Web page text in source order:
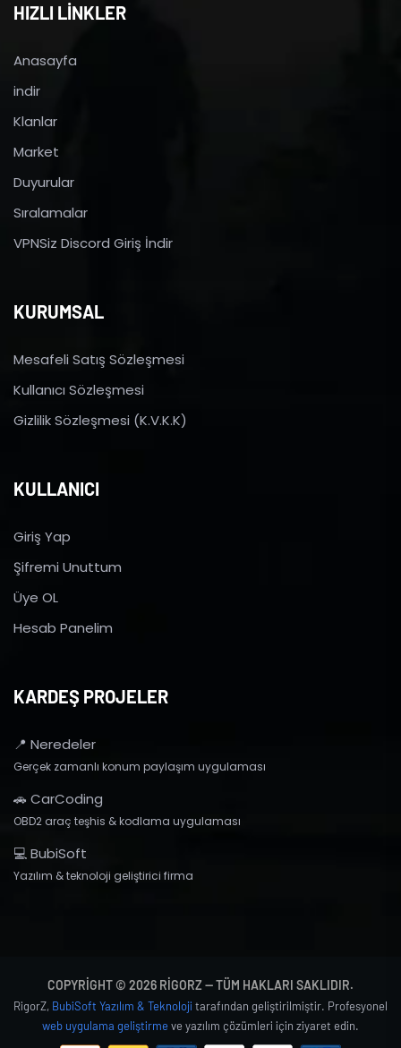
HIZLI LİNKLER
Anasayfa
indir
Klanlar
Market
Duyurular
Sıralamalar
VPNSiz Discord Giriş İndir
KURUMSAL
Mesafeli Satış Sözleşmesi
Kullanıcı Sözleşmesi
Gizlilik Sözleşmesi (K.V.K.K)
KULLANICI
Giriş Yap
Şifremi Unuttum
Üye OL
Hesab Panelim
KARDEŞ PROJELER
📍 Neredeler
Gerçek zamanlı konum paylaşım uygulaması
🚗 CarCoding
OBD2 araç teşhis & kodlama uygulaması
💻 BubiSoft
Yazılım & teknoloji geliştirici firma
COPYRIGHT © 2026 RIGORZ — TÜM HAKLARI SAKLIDIR.
RigorZ, BubiSoft Yazılım & Teknoloji tarafından geliştirilmiştir. Profesyonel
web uygulama geliştirmeve yazılım çözümleri için ziyaret edin.